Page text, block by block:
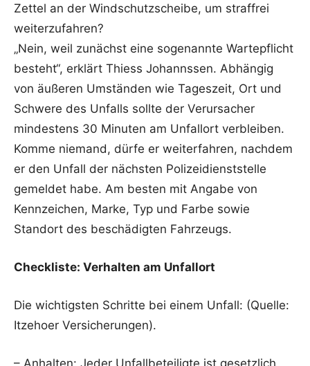
Zettel an der Windschutzscheibe, um straffrei
weiterzufahren?
„Nein, weil zunächst eine sogenannte Wartepflicht
besteht“, erklärt Thiess Johannssen. Abhängig
von äußeren Umständen wie Tageszeit, Ort und
Schwere des Unfalls sollte der Verursacher
mindestens 30 Minuten am Unfallort verbleiben.
Komme niemand, dürfe er weiterfahren, nachdem
er den Unfall der nächsten Polizeidienststelle
gemeldet habe. Am besten mit Angabe von
Kennzeichen, Marke, Typ und Farbe sowie
Standort des beschädigten Fahrzeugs.
Checkliste: Verhalten am Unfallort
Die wichtigsten Schritte bei einem Unfall: (Quelle:
Itzehoer Versicherungen).
– Anhalten: Jeder Unfallbeteiligte ist gesetzlich